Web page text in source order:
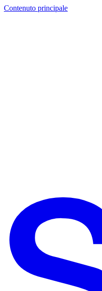
Contenuto principale